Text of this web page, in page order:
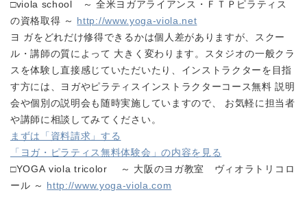
□viola school ～ 全米ヨガアライアンス・ＦＴＰピラティス
の資格取得 ～
http://www.yoga-viola.net
ヨ ガをどれだけ修得できるかは個人差がありますが、スクー
ル・講師の質によって 大きく変わります。スタジオの一般クラ
スを体験し直接感じていただいたり、インストラクターを目指
す方には、ヨガやピラティスインストラクターコース無料 説明
会や個別の説明会も随時実施していますので、 お気軽に担当者
や講師に相談してみてください。
まずは「資料請求」する
「ヨガ・ピラティス無料体験会」の内容を見る
□YOGA viola tricolor ～ 大阪のヨガ教室 ヴィオラトリコロ
ール ～
http://www.yoga-viola.com